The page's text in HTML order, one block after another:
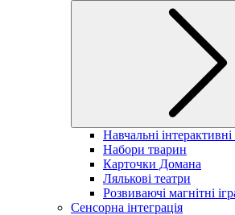
Навчальні
Набори тварин
Карточки Домана
Лялькові театри
Розвиваючі магнітні
Сенсорна інтеграція